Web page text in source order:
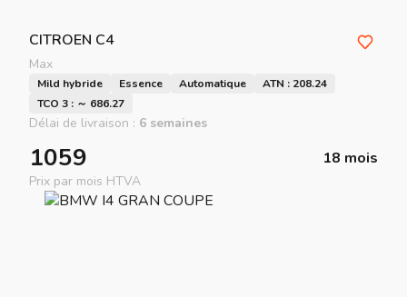
CITROEN C4
Max
Mild hybride Essence Automatique
ATN : 208.24
TCO 3 : ～ 686.27
Délai de livraison : 6 semaines
1059 18 mois
Prix par mois HTVA